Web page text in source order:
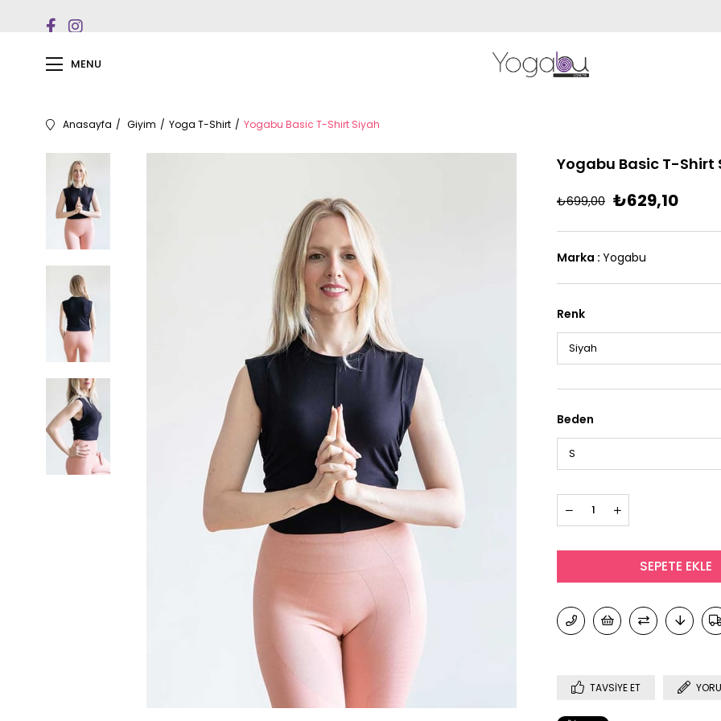
MENU
Anasayfa Giyim Yoga T-Shirt Yogabu Basic T-Shirt Siyah
Yogabu Basic T-Shirt
₺699,00 ₺629,10
Marka : Yogabu
Renk
Beden
TAVSIYE ET